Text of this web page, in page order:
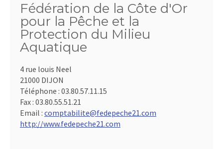
Fédération de la Côte d'Or
pour la Pêche et la
Protection du Milieu
Aquatique
4 rue louis Neel
21000 DIJON
Téléphone : 03.80.57.11.15
Fax : 03.80.55.51.21
Email : comptabilite@fedepeche21.com
http://www.fedepeche21.com